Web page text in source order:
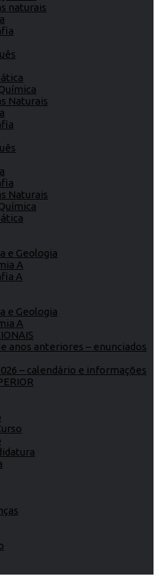
naturais
Naturais
Naturais
e Geologia
A
A
e Geologia
A
anos anteriores – enunciados
– calendário e informações